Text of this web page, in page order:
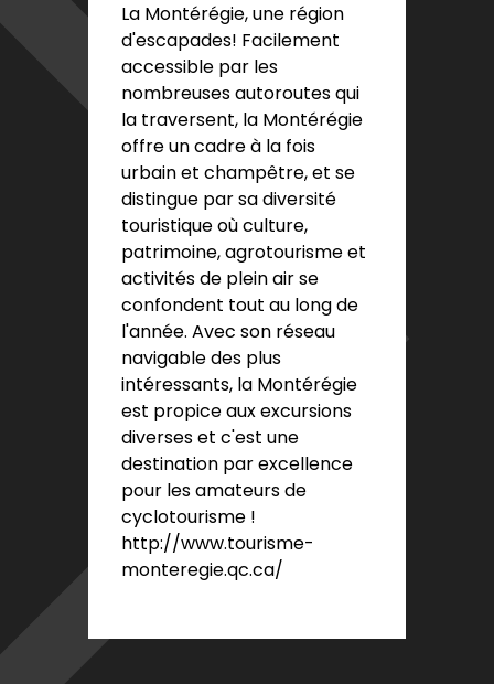
La Montérégie, une région
d'escapades! Facilement
accessible par les
nombreuses autoroutes qui
la traversent, la Montérégie
offre un cadre à la fois
urbain et champêtre, et se
distingue par sa diversité
touristique où culture,
patrimoine, agrotourisme et
activités de plein air se
confondent tout au long de
l'année. Avec son réseau
navigable des plus
intéressants, la Montérégie
est propice aux excursions
diverses et c'est une
destination par excellence
pour les amateurs de
cyclotourisme !
http://www.tourisme-
monteregie.qc.ca/